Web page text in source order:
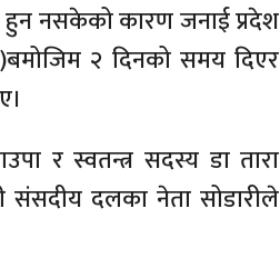
हुन नसकेको कारण जनाई प्रदेश
२ दिनको समय दिएर
र स्वतन्त्र सदस्य डा तारा
संसदीय दलका नेता सोडारीले